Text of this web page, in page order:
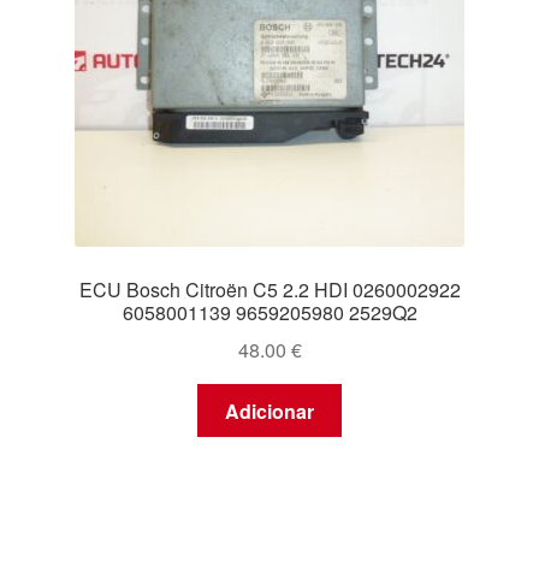
ECU Bosch Citroën C5 2.2 HDI 0260002922
6058001139 9659205980 2529Q2
48.00 €
Adicionar